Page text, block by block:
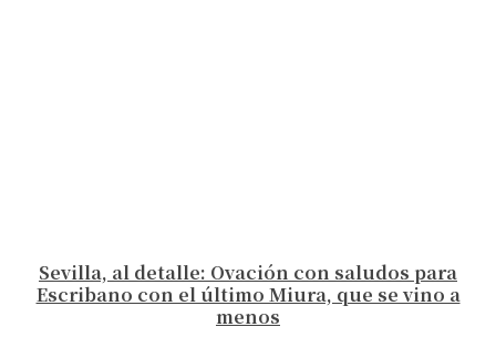
Sevilla, al detalle: Ovación con saludos para
Escribano con el último Miura, que se vino a
menos